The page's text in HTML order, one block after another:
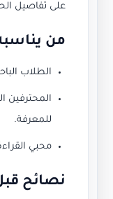
على تفاصيل
من
الطلاب
المحترفين
للمعرفة.
محبي
نصائح